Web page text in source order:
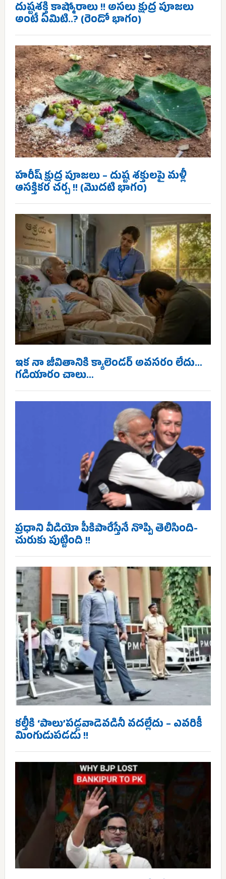
దుష్టశక్తి కాష్మోరాలు !! అసలు క్షుద్ర పూజలు
అంటే ఏమిటి..? (రెండో భాగం)
హరీష్ క్షుద్ర పూజలు – దుష్ట శక్తులపై మళ్లీ
ఆసక్తికర చర్చ !! (మొదటి భాగం)
ఇక నా జీవితానికి క్యాలెండర్ అవసరం లేదు…
గడియారం చాలు…
ప్రధాని వీడియో పీకిపారేస్తేనే నొప్పి తెలిసింది-
చురుకు పుట్టింది !!
కల్తీకి ‘పాలు’పడ్డవాడెవడినీ వదల్లేదు – ఎవరికీ
మింగుడుపడడు !!